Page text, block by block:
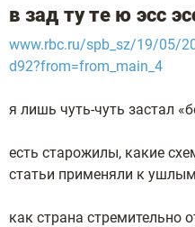
в зад ту те ю эсс
www.rbc.ru/spb_sz/19/05/
d92?from=from_main_4
я лишь чуть-чуть застал
есть старожилы, какие
статьи применяли к
как страна стремительно